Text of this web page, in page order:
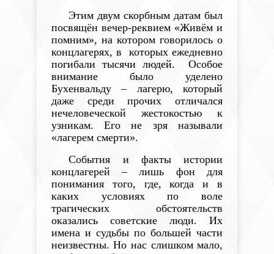
Этим двум скорбным датам был
посвящён вечер-реквием «Живём и
помним», на котором говорилось о
концлагерях, в которых ежедневно
погибали тысячи людей.
Особое
внимание было уделено
Бухенвальду – лагерю, который
даже среди прочих отличался
нечеловеческой жестокостью к
узникам. Его не зря называли
«лагерем смерти».
События и факты истории
концлагерей – лишь фон для
понимания того, где, когда и в
каких условиях по воле
трагических обстоятельств
оказались советские люди. Их
имена и судьбы по большей части
неизвестны. Но нас слишком мало,